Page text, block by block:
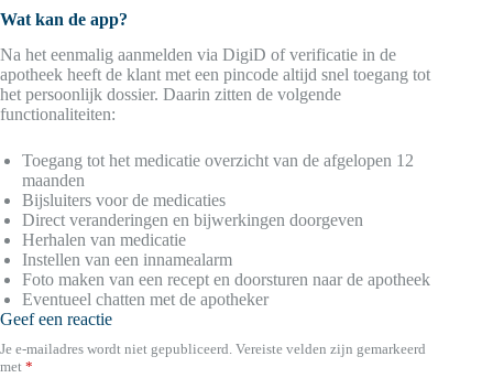
Wat kan de app?
Na het eenmalig aanmelden via DigiD of verificatie in de
apotheek heeft de klant met een pincode altijd snel toegang tot
het persoonlijk dossier. Daarin zitten de volgende
functionaliteiten:
Toegang tot het medicatie overzicht van de afgelopen 12
maanden
Bijsluiters voor de medicaties
Direct veranderingen en bijwerkingen doorgeven
Herhalen van medicatie
Instellen van een innamealarm
Foto maken van een recept en doorsturen naar de apotheek
Eventueel chatten met de apotheker
Geef een reactie
Je e-mailadres wordt niet gepubliceerd. Vereiste velden zijn gemarkeerd
met *